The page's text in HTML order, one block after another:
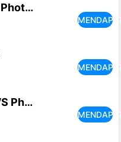
Amazon Photos: Photo & Video
1 Hour Photo: CVS Photo Prints